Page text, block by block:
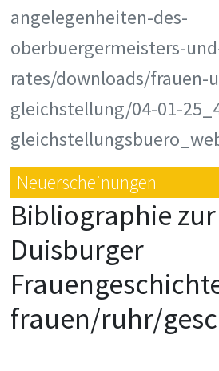
angelegenheiten-des-
oberbuergermeisters-
rates/downloads/frauen-
gleichstellung/04-01-
Neuerscheinungen
Bibliographie zur
Duisburger
frauen/ruhr/